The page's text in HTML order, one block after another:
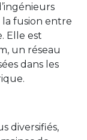
la fusion entre
Elle est
un réseau
dans les
diversifiés,